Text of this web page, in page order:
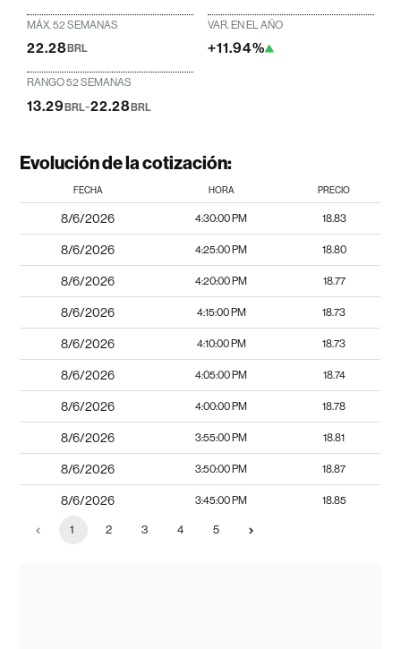
MÁX. 52 SEMANAS
22.28BRL
VAR. EN EL AÑO
+11.94%
RANGO 52 SEMANAS
13.29BRL-22.28BRL
Evolución de la cotización:
FECHA HORA PRECIO
8/6/2026 4:30:00 PM 18.83
8/6/2026 4:25:00 PM 18.80
8/6/2026 4:20:00 PM 18.77
8/6/2026 4:15:00 PM 18.73
8/6/2026 4:10:00 PM 18.73
8/6/2026 4:05:00 PM 18.74
8/6/2026 4:00:00 PM 18.78
8/6/2026 3:55:00 PM 18.81
8/6/2026 3:50:00 PM 18.87
8/6/2026 3:45:00 PM 18.85
1 2 3 4 5